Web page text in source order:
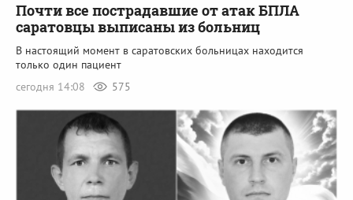
Почти все пострадавшие от атак БПЛА
саратовцы выписаны из больниц
В настоящий момент в саратовских больницах находится
только один пациент
сегодня 14:08
575